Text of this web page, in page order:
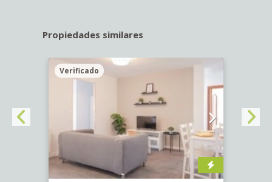
Propiedades similares
Verificado